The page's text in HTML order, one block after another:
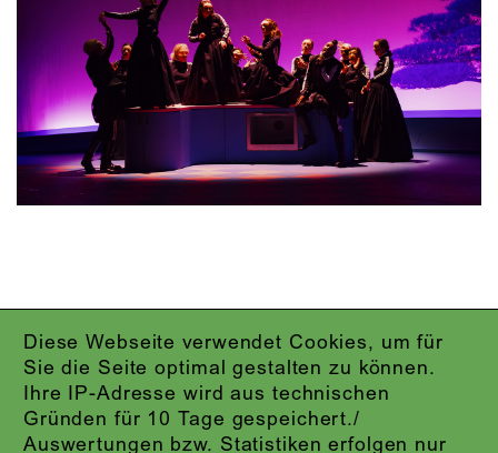
Diese Webseite verwendet Cookies, um für
Sie die Seite optimal gestalten zu können.
Ihre IP-Adresse wird aus technischen
Gründen für 10 Tage gespeichert./
Auswertungen bzw. Statistiken erfolgen nur
IMPRESSUM
DATENSCHUTZ
AGB
KONTAKT